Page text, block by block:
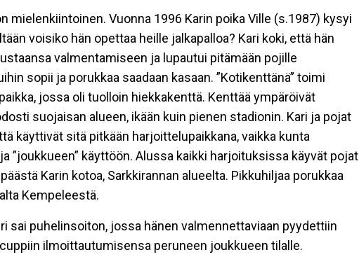
mielenkiintoinen. Vuonna 1996 Karin poika Ville (s.1987) kysyi
voisiko hän opettaa heille jalkapalloa? Kari koki, että hän
valmentamiseen ja lupautui pitämään pojille
sopii ja porukkaa saadaan kasaan. ”Kotikenttänä” toimi
jossa oli tuolloin hiekkakenttä. Kenttää ympäröivät
suojaisan alueen, ikään kuin pienen stadionin. Kari ja pojat
käyttivät sitä pitkään harjoittelupaikkana, vaikka kunta
”joukkueen” käyttöön. Alussa kaikki harjoituksissa käyvät pojat
Karin kotoa, Sarkkirannan alueelta. Pikkuhiljaa porukkaa
Kempeleestä.
sai puhelinsoiton, jossa hänen valmennettaviaan pyydettiin
ilmoittautumisensa peruneen joukkueen tilalle.